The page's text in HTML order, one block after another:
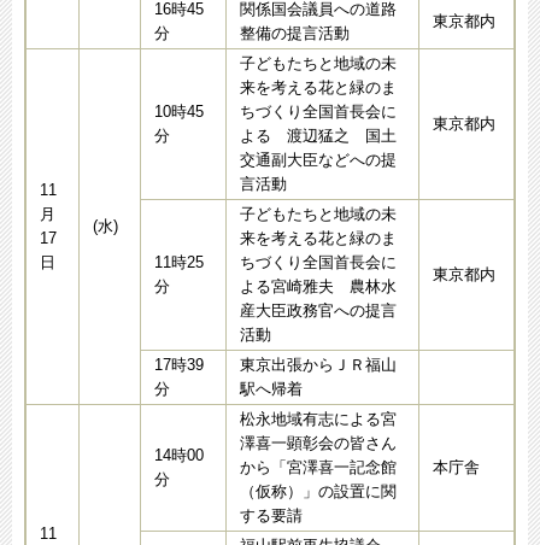
16時45
分
関係国会議員への道路
整備の提言活動
東京都内
11
月
17
日
(水)
10時45
分
子どもたちと地域の未
来を考える花と緑のま
ちづくり全国首長会に
よる 渡辺猛之 国土
交通副大臣などへの提
言活動
東京都内
11時25
分
子どもたちと地域の未
来を考える花と緑のま
ちづくり全国首長会に
よる宮崎雅夫 農林水
産大臣政務官への提言
活動
東京都内
17時39
分
東京出張からＪＲ福山
駅へ帰着
11
14時00
分
松永地域有志による宮
澤喜一顕彰会の皆さん
から「宮澤喜一記念館
（仮称）」の設置に関
する要請
本庁舎